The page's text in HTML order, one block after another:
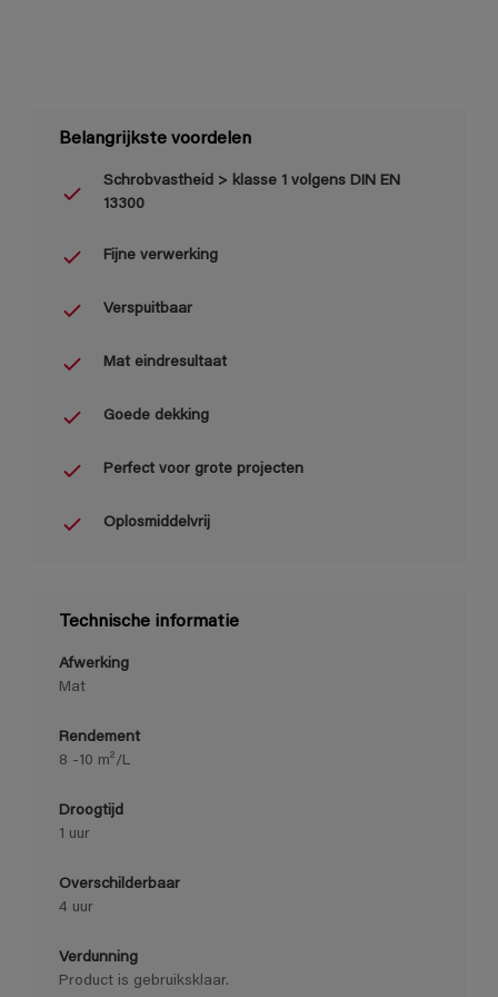
Belangrijkste voordelen
Schrobvastheid > klasse 1 volgens DIN EN
13300
Fijne verwerking
Verspuitbaar
Mat eindresultaat
Goede dekking
Perfect voor grote projecten
Oplosmiddelvrij
Technische informatie
Afwerking
Mat
Rendement
8 -10 m²/L
Droogtijd
1 uur
Overschilderbaar
4 uur
Verdunning
Product is gebruiksklaar.